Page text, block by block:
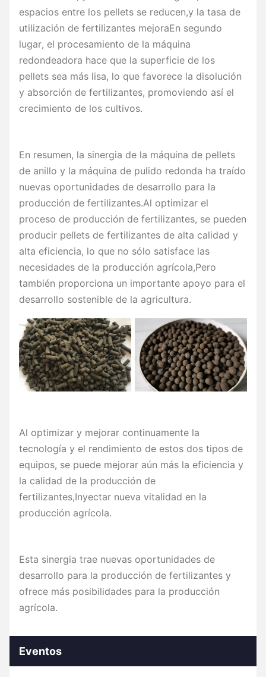
espacios entre los pellets se reducen,y la tasa de
utilización de fertilizantes mejoraEn segundo
lugar, el procesamiento de la máquina
redondeadora hace que la superficie de los
pellets sea más lisa, lo que favorece la disolución
y absorción de fertilizantes, promoviendo así el
crecimiento de los cultivos.
En resumen, la sinergia de la máquina de pellets
de anillo y la máquina de pulido redonda ha traído
nuevas oportunidades de desarrollo para la
producción de fertilizantes.Al optimizar el
proceso de producción de fertilizantes, se pueden
producir pellets de fertilizantes de alta calidad y
alta eficiencia, lo que no sólo satisface las
necesidades de la producción agrícola,Pero
también proporciona un importante apoyo para el
desarrollo sostenible de la agricultura.
Al optimizar y mejorar continuamente la
tecnología y el rendimiento de estos dos tipos de
equipos, se puede mejorar aún más la eficiencia y
la calidad de la producción de
fertilizantes,Inyectar nueva vitalidad en la
producción agrícola.
Esta sinergia trae nuevas oportunidades de
desarrollo para la producción de fertilizantes y
ofrece más posibilidades para la producción
agrícola.
Eventos